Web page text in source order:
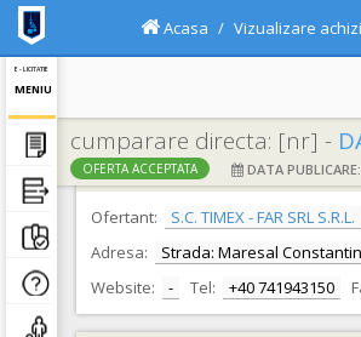
E - LICITATIE
MENIU
Acasa Vizualizare
cumparare directa: [nr] -
OFERTA ACCEPTATA DATA
DATE IDENTIFICARE OFERTANT
Ofertant:
S.C. TIMEX - FAR SRL S.R.L.
Adresa:
Strada: Maresal
Website:
- Tel: +40 741943150